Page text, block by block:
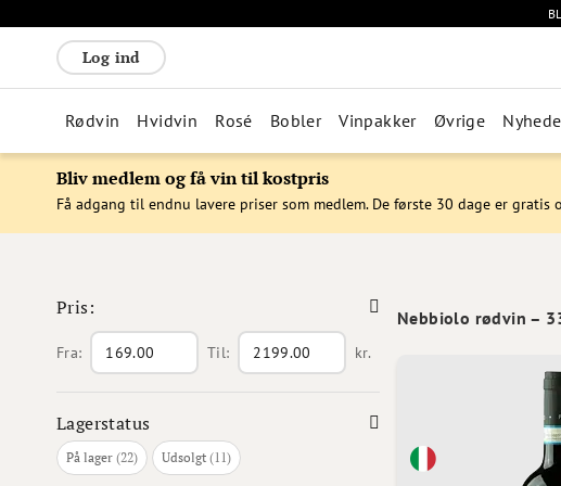
Log ind
Rødvin Hvidvin Rosé Bobler Vinpakker Øvrige
Bliv medlem og få vin til kostpris
Få adgang til endnu lavere priser som medlem. De første 30 dage er gratis
Pris:
Fra: Til: kr.
Lagerstatus
På lager 22
varer Udsolgt 11
varer
Nebbiolo rødvin –